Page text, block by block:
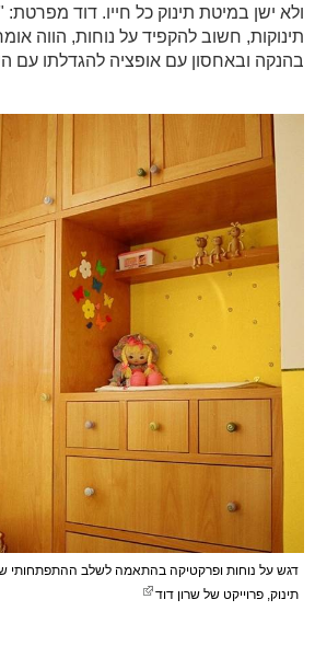
ולא ישן במיטת תינוק כל חייו. דוד
תינוקות, חשוב להקפיד על נוחות, הווה
בהנקה ובאחסון עם אופציה להגדלתו עם
דגש על נוחות ופרקטיקה בהתאמה לשלב ההתפתחותי
תינוק, פרוייקט של שרון דוד